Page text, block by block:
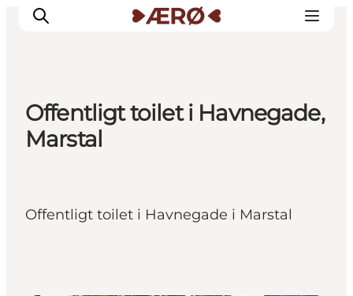
Overnatning
Planlæg ferien
Offentligt toilet i Havnegade,
Marstal
Offentligt toilet i Havnegade i Marstal